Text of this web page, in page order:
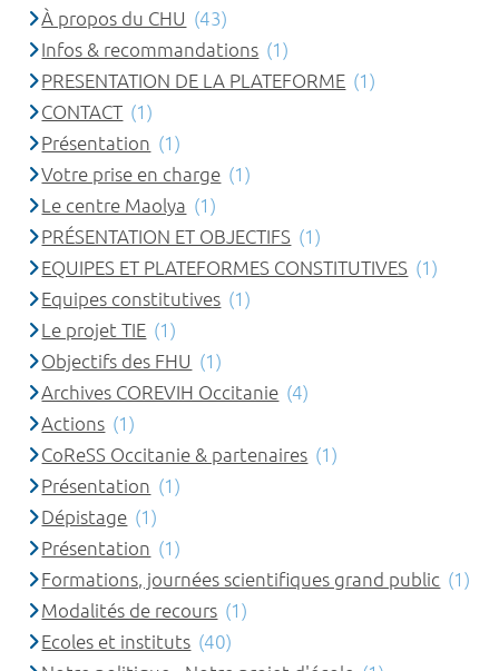
À propos du CHU (43)
Infos & recommandations (1)
PRESENTATION DE LA PLATEFORME (1)
CONTACT (1)
Présentation (1)
Votre prise en charge (1)
Le centre Maolya (1)
PRÉSENTATION ET OBJECTIFS (1)
EQUIPES ET PLATEFORMES CONSTITUTIVES (1)
Equipes constitutives (1)
Le projet TIE (1)
Objectifs des FHU (1)
Archives COREVIH Occitanie (4)
Actions (1)
CoReSS Occitanie & partenaires (1)
Présentation (1)
Dépistage (1)
Présentation (1)
Formations, journées scientifiques grand public (1)
Modalités de recours (1)
Ecoles et instituts (40)